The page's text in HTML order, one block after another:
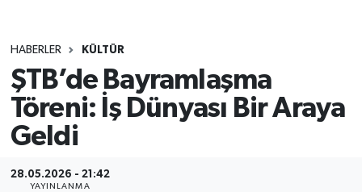
HABERLER KÜLTÜR
ŞTB’de Bayramlaşma
Töreni: İş Dünyası Bir Araya
Geldi
28.05.2026 - 21:42
YAYINLANMA
Gündem
Kültür
Tüm Manşetler
Son Dakika Haberleri